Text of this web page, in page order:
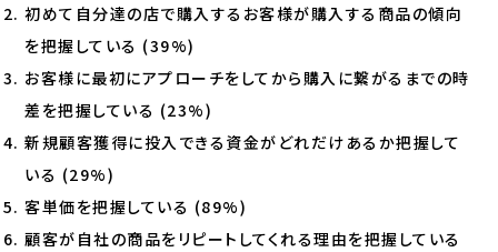
初めて自分達の店で購入するお客様が購入する商品の傾向
を把握している (39%)
お客様に最初にアプローチをしてから購入に繋がるまでの時
差を把握している (23%)
新規顧客獲得に投入できる資金がどれだけあるか把握して
いる (29%)
客単価を把握している (89%)
顧客が自社の商品をリピートしてくれる理由を把握している